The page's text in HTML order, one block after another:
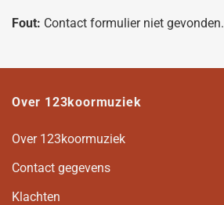
Fout: Contact formulier niet gevonden.
Over 123koormuziek
Over 123koormuziek
Contact gegevens
Klachten